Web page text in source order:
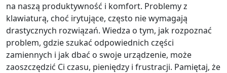
na naszą produktywność i komfort. Problemy z
klawiaturą, choć irytujące, często nie wymagają
drastycznych rozwiązań. Wiedza o tym, jak rozpoznać
problem, gdzie szukać odpowiednich części
zamiennych i jak dbać o swoje urządzenie, może
zaoszczędzić Ci czasu, pieniędzy i frustracji. Pamiętaj, że